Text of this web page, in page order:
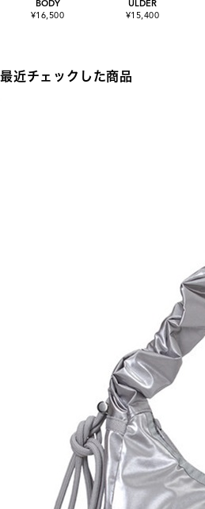
BODY
¥16,500
ULDER
¥15,400
最近チェックした商品